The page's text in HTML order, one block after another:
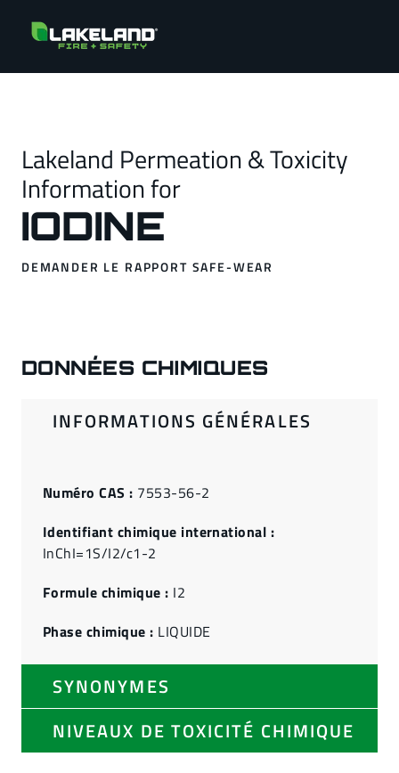
Lakeland Permeation & Toxicity
Information for
IODINE
DEMANDER LE RAPPORT SAFE-WEAR
DONNÉES CHIMIQUES
INFORMATIONS GÉNÉRALES
SYNONYMES
NIVEAUX DE TOXICITÉ CHIMIQUE
Numéro CAS : 7553-56-2
Identifiant chimique international :
InChI=1S/I2/c1-2
Formule chimique : I2
Phase chimique : LIQUIDE